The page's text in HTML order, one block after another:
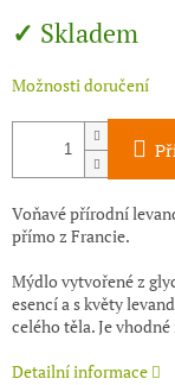
cena:Skladem
Možnosti doručení
Voňavé přírodní
přímo z Francie.
Mýdlo vytvořené z
esencí a s květy
celého těla. Je
Detailní informace